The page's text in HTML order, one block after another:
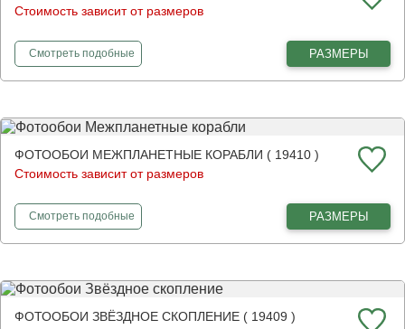
Стоимость зависит от размеров
Смотретьфотообои
подобные РАЗМЕРЫ
ФОТООБОИ МЕЖПЛАНЕТНЫЕ КОРАБЛИ ( 19410 )
Стоимость зависит от размеров
Смотретьфотообои
подобные РАЗМЕРЫ
ФОТООБОИ ЗВЁЗДНОЕ СКОПЛЕНИЕ ( 19409 )